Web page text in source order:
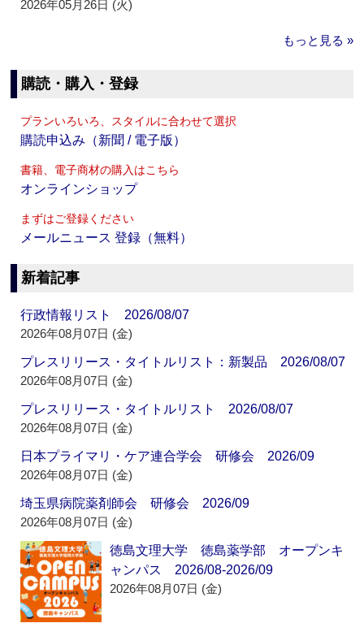
2026年05月26日 (火)
もっと見る »
購読・購入・登録
プランいろいろ、スタイルに合わせて選択
購読申込み（新聞 / 電子版）
書籍、電子商材の購入はこちら
オンラインショップ
まずはご登録ください
メールニュース 登録（無料）
新着記事
行政情報リスト 2026/08/07
2026年08月07日 (金)
プレスリリース・タイトルリスト：新製品 2026/08/07
2026年08月07日 (金)
プレスリリース・タイトルリスト 2026/08/07
2026年08月07日 (金)
日本プライマリ・ケア連合学会 研修会 2026/09
2026年08月07日 (金)
埼玉県病院薬剤師会 研修会 2026/09
2026年08月07日 (金)
徳島文理大学 徳島薬学部 オープンキ
ャンパス 2026/08-2026/09
2026年08月07日 (金)